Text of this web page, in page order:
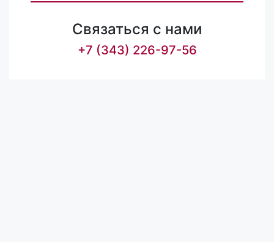
Связаться с нами
+7 (343) 226-97-56